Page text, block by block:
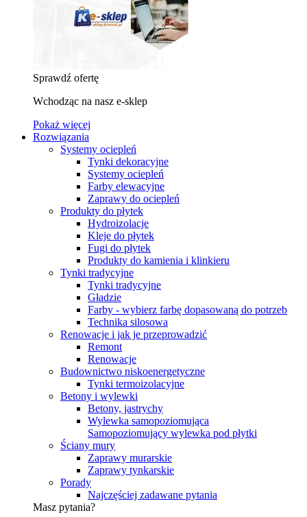
Sprawdź ofertę
Wchodząc na nasz e-sklep
Pokaż więcej
Rozwiązania
Systemy ociepleń
Tynki dekoracyjne
Systemy ociepleń
Farby elewacyjne
Zaprawy do ociepleń
Produkty do płytek
Hydroizolacje
Kleje do płytek
Fugi do płytek
Produkty do kamienia i klinkieru
Tynki tradycyjne
Tynki tradycyjne
Gładzie
Farby - wybierz farbę dopasowaną do potrzeb
Technika silosowa
Renowacje i jak je przeprowadzić
Remont
Renowacje
Budownictwo niskoenergetyczne
Tynki termoizolacyjne
Betony i wylewki
Betony, jastrychy
Wylewka samopoziomująca
Samopoziomujący wylewka pod płytki
Ściany mury
Zaprawy murarskie
Zaprawy tynkarskie
Porady
Najczęściej zadawane pytania
Masz pytania?